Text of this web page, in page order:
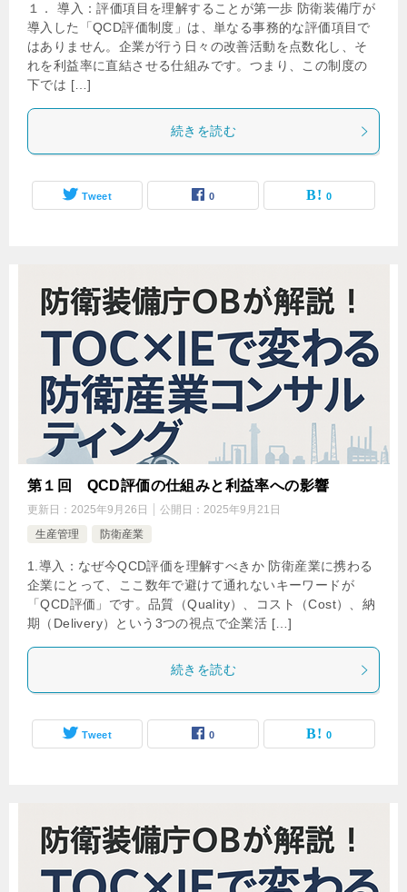
１． 導入：評価項目を理解することが第一歩 防衛装備庁が
導入した「QCD評価制度」は、単なる事務的な評価項目で
はありません。企業が行う日々の改善活動を点数化し、そ
れを利益率に直結させる仕組みです。つまり、この制度の
下では […]
続きを読む
Tweet 0 0
第１回 QCD評価の仕組みと利益率への影響
更新日： 2025年9月26日 公開日： 2025年9月21日
生産管理
防衛産業
1.導入：なぜ今QCD評価を理解すべきか 防衛産業に携わる
企業にとって、ここ数年で避けて通れないキーワードが
「QCD評価」です。品質（Quality）、コスト（Cost）、納
期（Delivery）という3つの視点で企業活 […]
続きを読む
Tweet 0 0